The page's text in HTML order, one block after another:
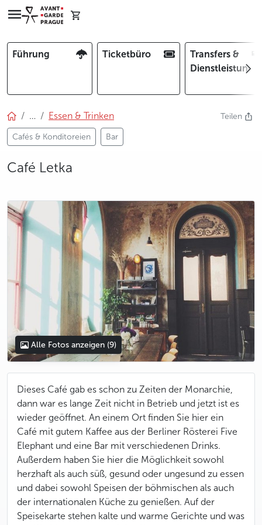
Führung Ticketbüro
Transfers &
… Essen & Trinken
Cafés & Konditoreien Bar
Teilen
Café Letka
photo 5
photo 6
photo 7
photo 8
photo 9
Alle Fotos anzeigen (9)
Dieses Café gab es schon zu Zeiten der Monarchie,
dann war es lange Zeit nicht in Betrieb und jetzt ist es
wieder geöffnet. An einem Ort finden Sie hier ein
Café mit gutem Kaffee aus der Berliner Rösterei Five
Elephant und eine Bar mit verschiedenen Drinks.
Außerdem haben Sie hier die Möglichkeit sowohl
herzhaft als auch süß, gesund oder ungesund zu essen
und dabei sowohl Speisen der böhmischen als auch
der internationalen Küche zu genießen. Auf der
Speisekarte stehen kalte und warme Gerichte und was